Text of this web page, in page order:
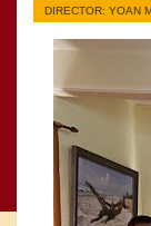
DIRECTOR: YOAN